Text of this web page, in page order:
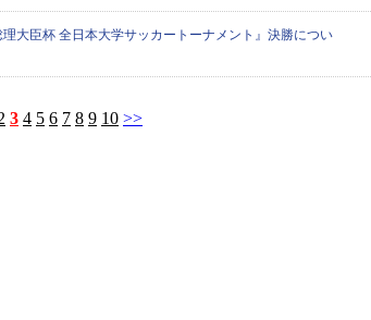
理大臣杯 全日本大学サッカートーナメント』決勝につい
3 4 5 6 7 8 9 10 >>